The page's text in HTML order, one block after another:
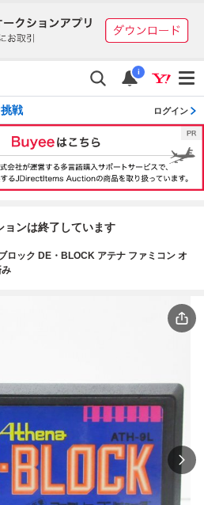
i
戦 ログイン
ョンは終了しています
ック DE・BLOCK アテナ ファミコン オ